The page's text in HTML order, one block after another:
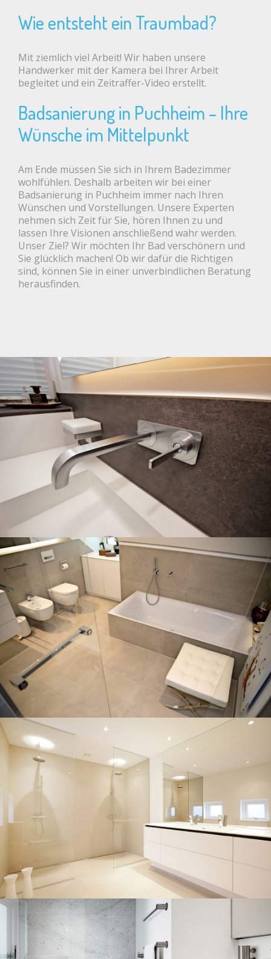
Wie entsteht ein Traumbad?
Mit ziemlich viel Arbeit! Wir haben unsere
Handwerker mit der Kamera bei Ihrer Arbeit
begleitet und ein Zeitraffer-Video erstellt.
Badsanierung in Puchheim – Ihre
Wünsche im Mittelpunkt
Am Ende müssen Sie sich in Ihrem Badezimmer
wohlfühlen. Deshalb arbeiten wir bei einer
Badsanierung in Puchheim immer nach Ihren
Wünschen und Vorstellungen. Unsere Experten
nehmen sich Zeit für Sie, hören Ihnen zu und
lassen Ihre Visionen anschließend wahr werden.
Unser Ziel? Wir möchten Ihr Bad verschönern und
Sie glücklich machen! Ob wir dafür die Richtigen
sind, können Sie in einer unverbindlichen Beratung
herausfinden.